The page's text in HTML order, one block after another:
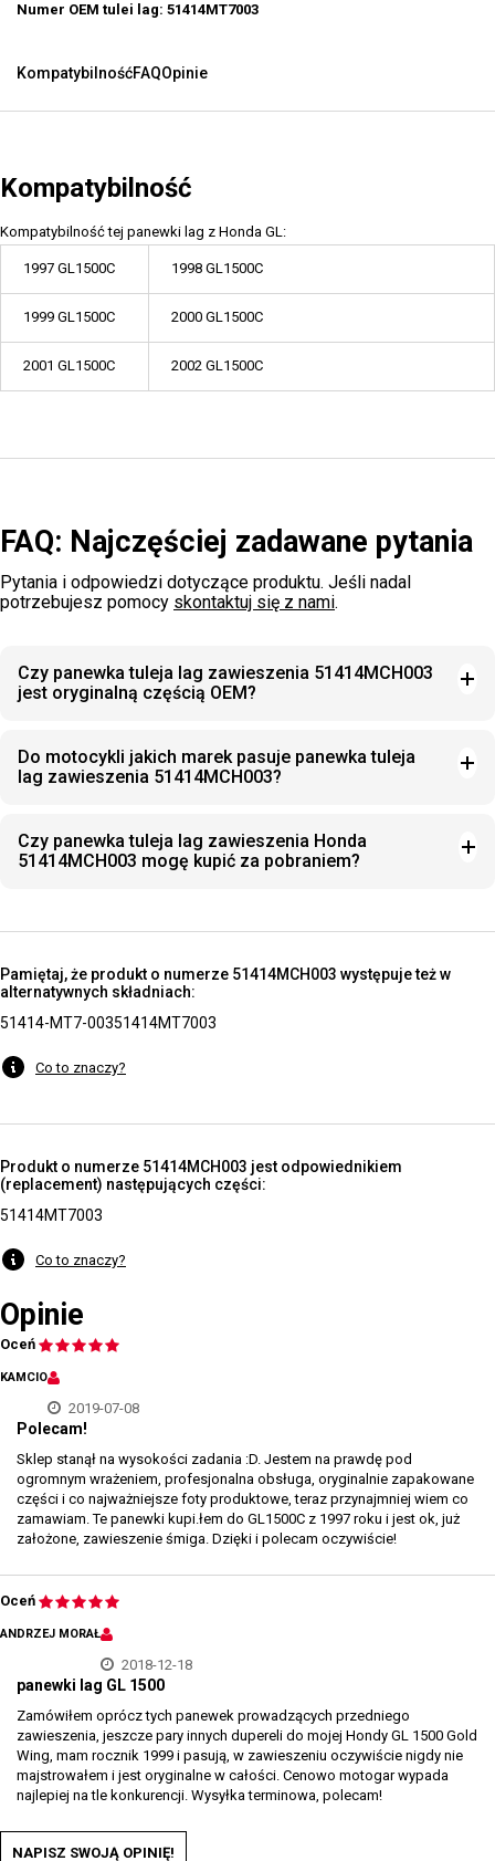
Numer OEM tulei lag: 51414MT7003
KompatybilnośćFAQOpinie
Kompatybilność
Kompatybilność tej panewki lag z Honda GL:
1997 GL1500C 1998 GL1500C
1999 GL1500C 2000 GL1500C
2001 GL1500C 2002 GL1500C
FAQ: Najczęściej zadawane pytania
Pytania i odpowiedzi dotyczące produktu. Jeśli nadal
potrzebujesz pomocy skontaktuj się z nami.
Czy panewka tuleja lag zawieszenia 51414MCH003
jest oryginalną częścią OEM?
Do motocykli jakich marek pasuje panewka tuleja
lag zawieszenia 51414MCH003?
Czy panewka tuleja lag zawieszenia Honda
51414MCH003 mogę kupić za pobraniem?
Pamiętaj, że produkt o numerze 51414MCH003 występuje też w
alternatywnych składniach:
51414-MT7-00351414MT7003
Co to znaczy?
Produkt o numerze 51414MCH003 jest odpowiednikiem
(replacement) następujących części:
51414MT7003
Co to znaczy?
Opinie
Oceń
KAMCIO
2019-07-08
Polecam!
Sklep stanął na wysokości zadania :D. Jestem na prawdę pod
ogromnym wrażeniem, profesjonalna obsługa, oryginalnie zapakowane
części i co najważniejsze foty produktowe, teraz przynajmniej wiem co
zamawiam. Te panewki kupi.łem do GL1500C z 1997 roku i jest ok, już
założone, zawieszenie śmiga. Dzięki i polecam oczywiście!
Oceń
ANDRZEJ MORAŁ
2018-12-18
panewki lag GL 1500
Zamówiłem oprócz tych panewek prowadzących przedniego
zawieszenia, jeszcze pary innych dupereli do mojej Hondy GL 1500 Gold
Wing, mam rocznik 1999 i pasują, w zawieszeniu oczywiście nigdy nie
majstrowałem i jest oryginalne w całości. Cenowo motogar wypada
najlepiej na tle konkurencji. Wysyłka terminowa, polecam!
NAPISZ SWOJĄ OPINIĘ!